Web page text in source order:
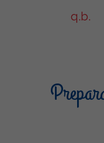
q.b.